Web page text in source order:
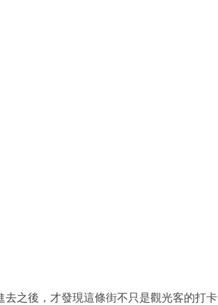
之後，才發現這條街不只是觀光客的打卡